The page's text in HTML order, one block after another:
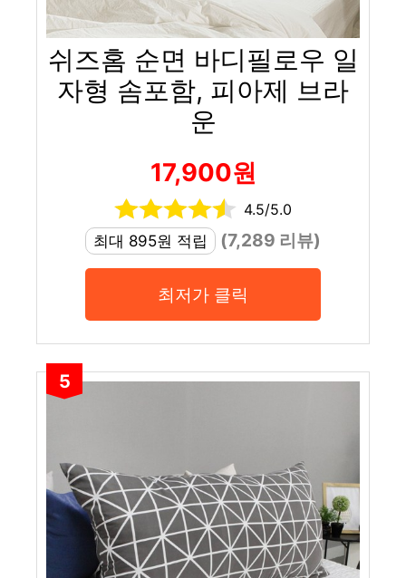
쉬즈홈 순면 바디필로우 일
자형 솜포함, 피아제 브라
운
17,900원
4.5/5.0
최대 895원 적립
(7,289 리뷰)
최저가 클릭
5